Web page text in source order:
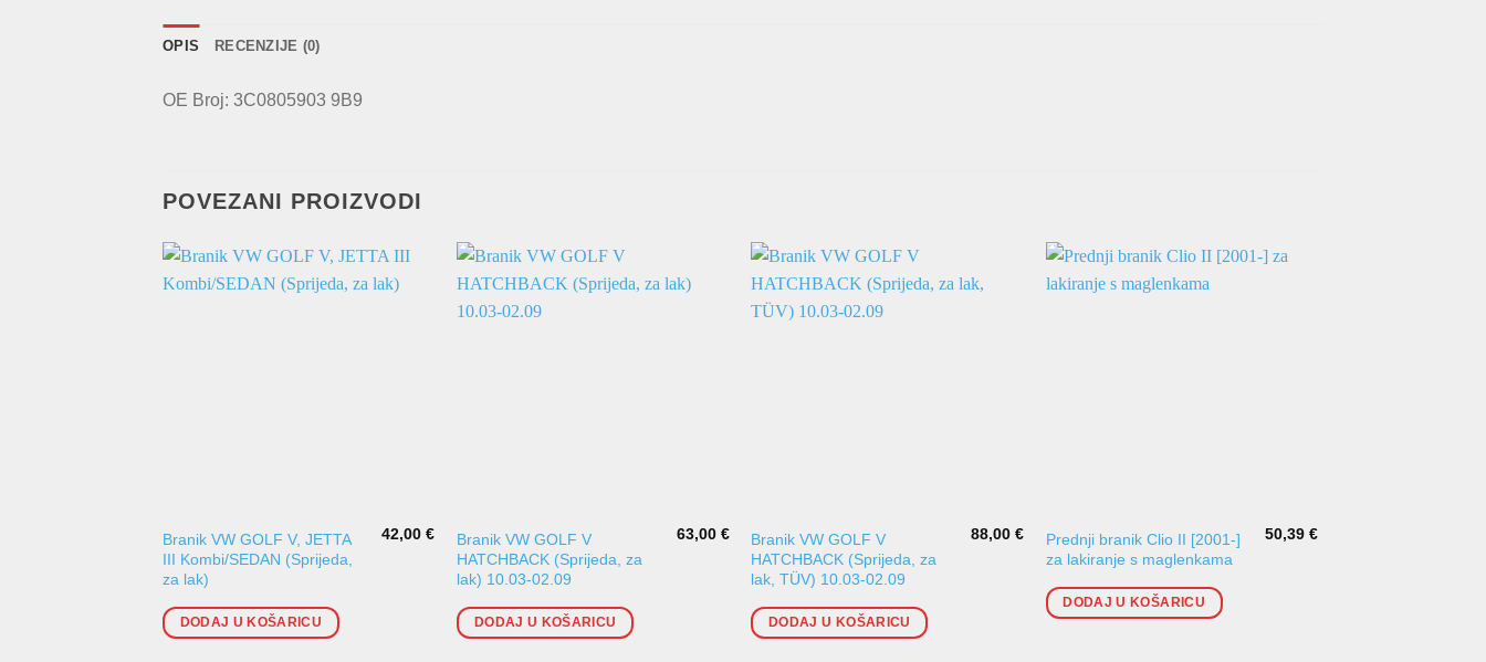
OPIS RECENZIJE (0)
OE Broj: 3C0805903 9B9
POVEZANI PROIZVODI
Branik VW GOLF V, JETTA
III Kombi/SEDAN (Sprijeda,
za lak)
42,00€
DODAJ U KOŠARICU
Branik VW GOLF V
HATCHBACK (Sprijeda, za
lak) 10.03-02.09
63,00 €
DODAJ U KOŠARICU
Branik VW GOLF V
HATCHBACK (Sprijeda, za
lak, TÜV) 10.03-02.09
88,00 €
DODAJ U KOŠARICU
Prednji branik Clio II [2001-]
za lakiranje s maglenkama
50,39€
DODAJ U KOŠARICU